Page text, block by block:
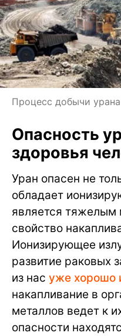
Процесс добычи
Опасность
здоровья
Уран опасен не
обладает
является
свойство
Ионизирующее
развитие раковых
из нас уже хорошо
накапливание в
металлов ведет к
опасности